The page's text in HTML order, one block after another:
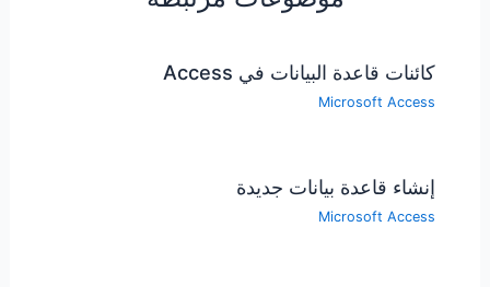
كائنات قاعدة البيانات في Access
Microsoft Access
إنشاء قاعدة بيانات جديدة
Microsoft Access